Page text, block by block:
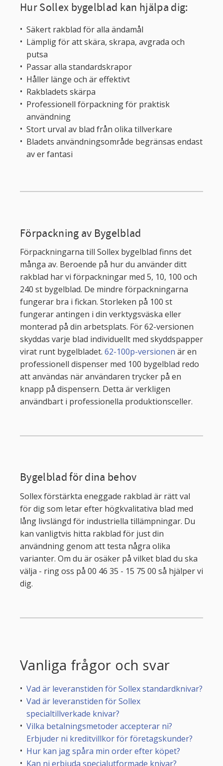
Hur Sollex bygelblad kan hjälpa dig:
Säkert rakblad för alla ändamål
Lämplig för att skära, skrapa, avgrada och
putsa
Passar alla standardskrapor
Håller länge och är effektivt
Rakbladets skärpa
Professionell förpackning för praktisk
användning
Stort urval av blad från olika tillverkare
Bladets användningsområde begränsas endast
av er fantasi
Förpackning av Bygelblad
Förpackningarna till Sollex bygelblad finns det
många av. Beroende på hur du använder ditt
rakblad har vi förpackningar med 5, 10, 100 och
240 st bygelblad. De mindre förpackningarna
fungerar bra i fickan. Storleken på 100 st
fungerar antingen i din verktygsväska eller
monterad på din arbetsplats. För 62-versionen
skyddas varje blad individuellt med skyddspapper
virat runt bygelbladet. 62-100p-versionen är en
professionell dispenser med 100 bygelblad redo
att användas när användaren trycker på en
knapp på dispensern. Detta är verkligen
användbart i professionella produktionsceller.
Bygelblad för dina behov
Sollex förstärkta eneggade rakblad är rätt val
för dig som letar efter högkvalitativa blad med
lång livslängd för industriella tillämpningar. Du
kan vanligtvis hitta rakblad för just din
användning genom att testa några olika
varianter. Om du är osäker på vilket blad du ska
välja - ring oss på 00 46 35 - 15 75 00 så hjälper vi
dig.
Vanliga frågor och svar
Vad är leveranstiden för Sollex standardknivar?
Vad är leveranstiden för Sollex
specialtillverkade knivar?
Vilka betalningsmetoder accepterar ni?
Erbjuder ni kreditvillkor för företagskunder?
Hur kan jag spåra min order efter köpet?
Kan ni erbjuda specialutformade knivar?